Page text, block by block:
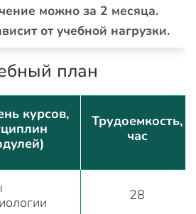
можно за 2 месяца.
от учебной нагрузки.
план
курсов,
Трудоемкость,
час
28